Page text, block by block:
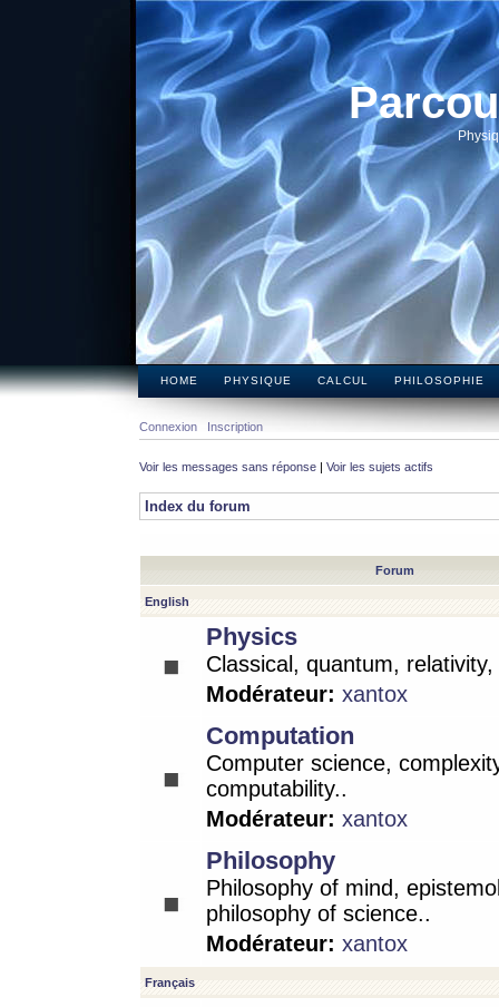
HOME PHYSIQUE CALCUL PHILOSOPHIE
Connexion Inscription
Voir les messages sans réponse | Voir les sujets actifs
Index du forum
Forum
English
Physics
Classical, quantum,
Modérateur: xantox
Computation
Computer science,
computability..
Modérateur: xantox
Philosophy
Philosophy of mind,
philosophy of science..
Modérateur: xantox
Français